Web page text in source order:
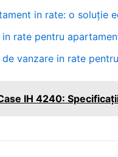
in rate: o soluție
in rate pentru
de vanzare in rate
IH 4240: